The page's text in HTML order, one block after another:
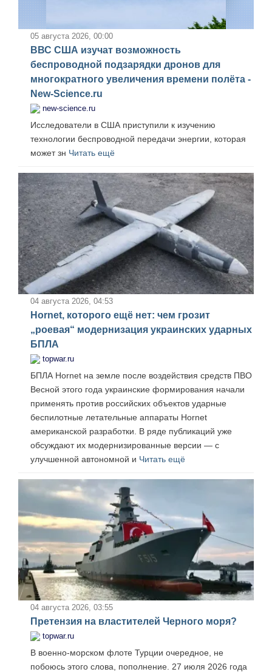
05 августа 2026, 00:00
ВВС США изучат возможность
беспроводной подзарядки дронов для
многократного увеличения времени полёта -
New-Science.ru
new-science.ru
Исследователи в США приступили к изучению
технологии беспроводной передачи энергии, которая
может зн Читать ещё
04 августа 2026, 04:53
Hornet, которого ещё нет: чем грозит
„роевая“ модернизация украинских ударных
БПЛА
topwar.ru
БПЛА Hornet на земле после воздействия средств ПВО
Весной этого года украинские формирования начали
применять против российских объектов ударные
беспилотные летательные аппараты Hornet
американской разработки. В ряде публикаций уже
обсуждают их модернизированные версии — с
улучшенной автономной и Читать ещё
04 августа 2026, 03:55
Претензия на властителей Черного моря?
topwar.ru
В военно-морском флоте Турции очередное, не
побоюсь этого слова, пополнение. 27 июля 2026 года